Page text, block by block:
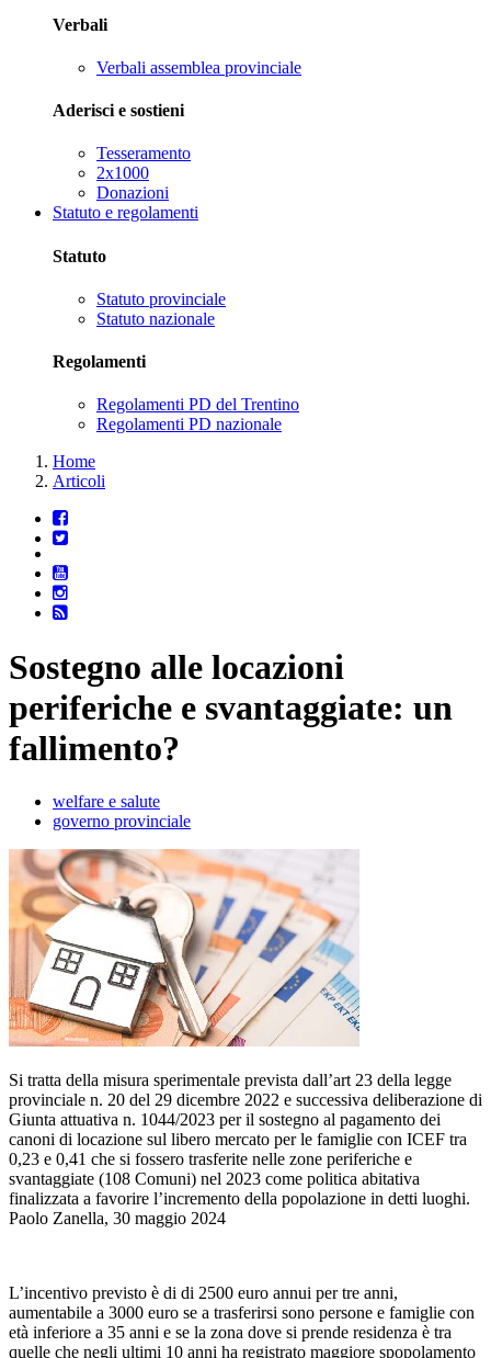
Verbali
Verbali assemblea provinciale
Aderisci e sostieni
Tesseramento
2x1000
Donazioni
Statuto e regolamenti
Statuto
Statuto provinciale
Statuto nazionale
Regolamenti
Regolamenti PD del Trentino
Regolamenti PD nazionale
Home
Articoli
Sostegno alle locazioni
periferiche e svantaggiate: un
fallimento?
welfare e salute
governo provinciale
Si tratta della misura sperimentale prevista dall’art 23 della legge
provinciale n. 20 del 29 dicembre 2022 e successiva deliberazione di
Giunta attuativa n. 1044/2023 per il sostegno al pagamento dei
canoni di locazione sul libero mercato per le famiglie con ICEF tra
0,23 e 0,41 che si fossero trasferite nelle zone periferiche e
svantaggiate (108 Comuni) nel 2023 come politica abitativa
finalizzata a favorire l’incremento della popolazione in detti luoghi.
Paolo Zanella, 30 maggio 2024
L’incentivo previsto è di di 2500 euro annui per tre anni,
aumentabile a 3000 euro se a trasferirsi sono persone e famiglie con
età inferiore a 35 anni e se la zona dove si prende residenza è tra
quelle che negli ultimi 10 anni ha registrato maggiore spopolamento